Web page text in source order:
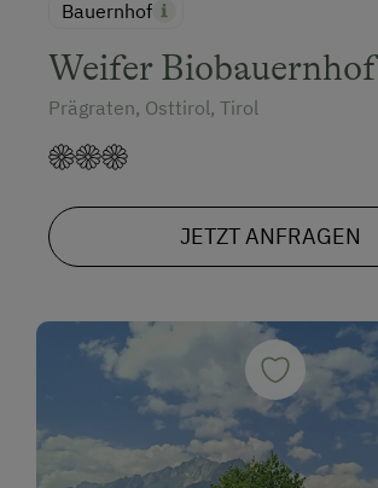
Bauernhof
Weifer Biobauernhof
Prägraten, Osttirol, Tirol
JETZT ANFRAGEN